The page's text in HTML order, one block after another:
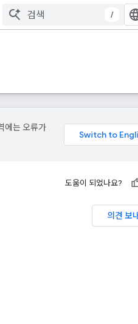
/
에는 오류가
도움이 되었나요?
의견 보